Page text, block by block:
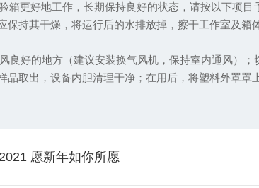
更好地工作，长期保持良好的状态，请按以下项
持其干燥，将运行后的水排放掉，擦干工作室及箱体
良好的地方（建议安装换气风机，保持室内通风）
取出，设备内胆清理干净；在用后，将塑料外罩罩
愿新年如你所愿